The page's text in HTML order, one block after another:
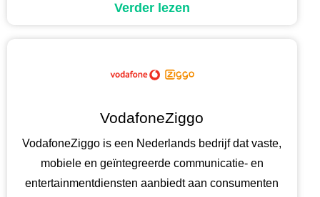
Verder lezen
VodafoneZiggo
VodafoneZiggo is een Nederlands bedrijf dat vaste,
mobiele en geïntegreerde communicatie- en
entertainmentdiensten aanbiedt aan consumenten